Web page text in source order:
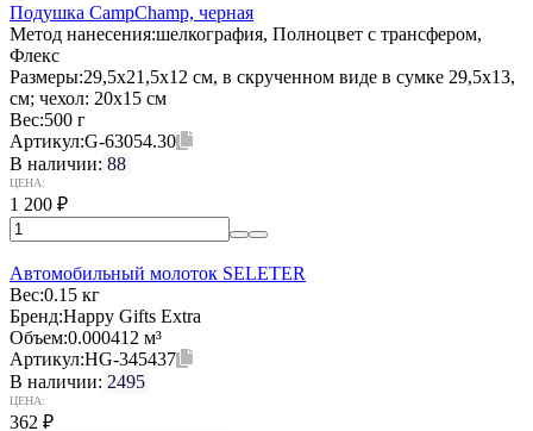
Подушка CampChamp, черная
Метод нанесения:шелкография, Полноцвет с трансфером,
Флекс
Размеры:29,5х21,5х12 см, в скрученном виде в сумке 29,5х13,
см; чехол: 20х15 см
Вес:500 г
Артикул:G-63054.30
В наличии: 88
ЦЕНА:
1 200 ₽
Автомобильный молоток SELETER
Вес:0.15 кг
Бренд:Happy Gifts Extra
Объем:0.000412 м³
Артикул:HG-345437
В наличии: 2495
ЦЕНА:
362 ₽